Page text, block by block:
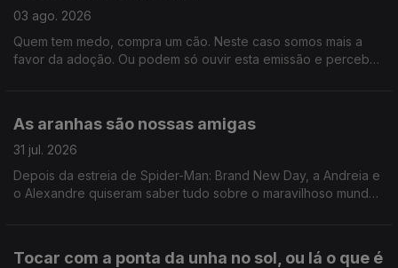
03 ago. 2026
Quem tem medo, compra um cão. Neste caso somos mais a
favor da adoção. Ou podem só ouvir esta emissão e perceber
As aranhas são nossas amigas
31 jul. 2026
Depois da estreia de Spider-Man: Brand New Day, a Andreia e
o Alexandre quiseram saber tudo sobre o maravilhoso mundo
Tocar com a ponta da unha no sol, ou lá o que é